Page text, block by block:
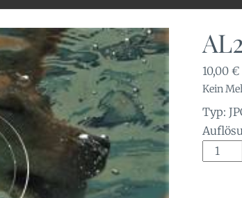
10,00 €
Kein
Typ:
AL2021-